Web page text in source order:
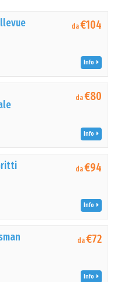
da€104
Info
da€80
Info
da€94
Info
da€72
Info